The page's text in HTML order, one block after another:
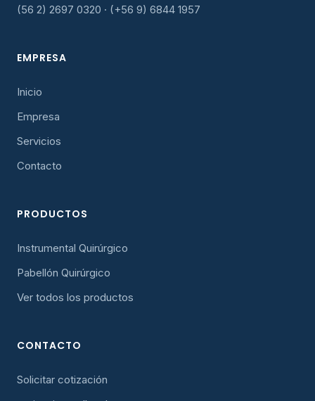
(56 2) 2697 0320 · (+56 9) 6844 1957
EMPRESA
Inicio
Empresa
Servicios
Contacto
PRODUCTOS
Instrumental Quirúrgico
Pabellón Quirúrgico
Ver todos los productos
CONTACTO
Solicitar cotización